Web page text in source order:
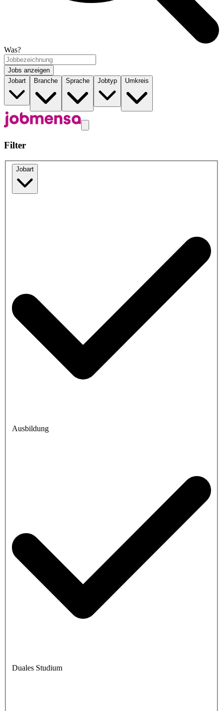
Was?
Jobs anzeigen
Jobart
Branche Sprache Jobtyp Umkreis
Filter
Jobart
Ausbildung
Duales Studium